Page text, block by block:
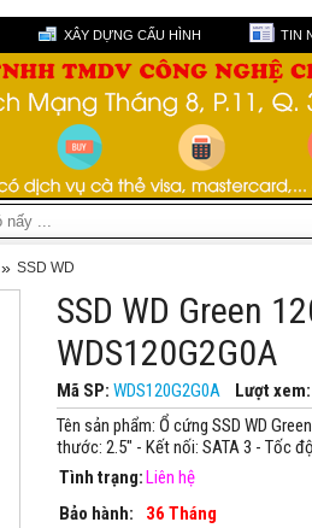
XÂY DỰNG CẤU HÌNH TIN
» SSD WD
SSD WD Green
WDS120G2G0A
Mã SP: WDS120G2G0A Lượt xem:
Tên sản phẩm: Ổ cứng SSD WD
thước: 2.5" - Kết nối: SATA 3 - Tốc
Tình trạng:Liên hệ
Bảo hành:
36 Tháng